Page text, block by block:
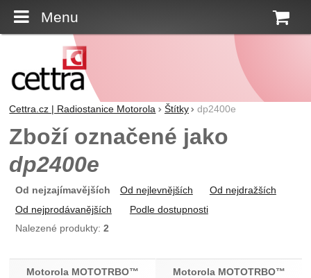
Menu
Cettra.cz | Radiostanice Motorola Štítky dp2400e
Zboží označené jako
dp2400e
Od nejzajímavějších Od nejlevnějších
Od nejdražších
Od nejprodávanějších
Podle dostupnosti
Nalezené produkty: 2
Produkty
Motorola MOTOTRBO™
Motorola MOTOTRBO™